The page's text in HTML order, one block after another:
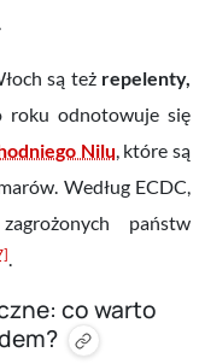
są też repelenty,
roku odnotowuje się
Nilu, które są
Według ECDC,
państw
.
co warto